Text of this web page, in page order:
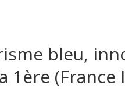
bleu,
1ère